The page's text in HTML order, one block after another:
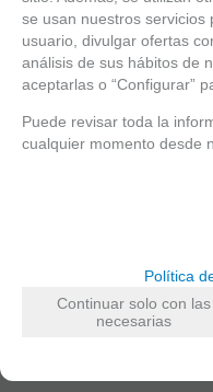
AÑADIR
CESTA
se usan nuestros servicios
usuario, divulgar ofertas
análisis de sus hábitos de
aceptarlas o “Configurar”
Puede revisar toda la
cualquier momento desde
Política
Continuar solo con las
necesarias